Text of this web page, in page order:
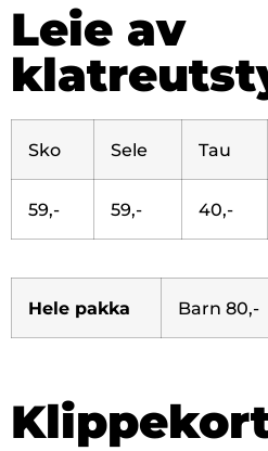
Leie av
Sko Sele Tau
59,- 59,- 40,-
Hele pakka Barn 80,-